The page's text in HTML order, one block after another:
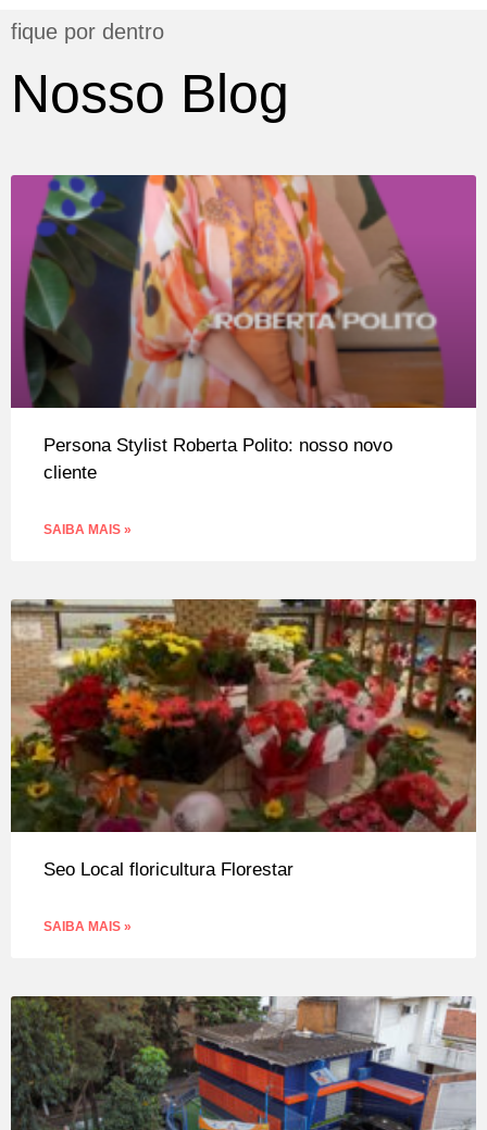
fique por dentro
Nosso Blog
Persona Stylist Roberta Polito: nosso novo
cliente
SAIBA MAIS »
Seo Local floricultura Florestar
SAIBA MAIS »